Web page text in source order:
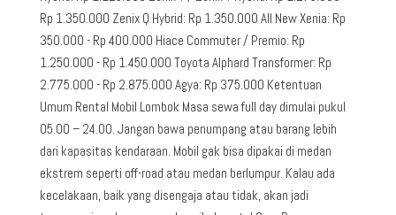
Rp 1.350.000 Zenix Q Hybrid: Rp 1.350.000 All New Xenia: Rp
350.000 - Rp 400.000 Hiace Commuter / Premio: Rp
1.250.000 - Rp 1.450.000 Toyota Alphard Transformer: Rp
2.775.000 - Rp 2.875.000 Agya: Rp 375.000 Ketentuan
Umum Rental Mobil Lombok Masa sewa full day dimulai pukul
05.00 – 24.00. Jangan bawa penumpang atau barang lebih
dari kapasitas kendaraan. Mobil gak bisa dipakai di medan
ekstrem seperti off-road atau medan berlumpur. Kalau ada
kecelakaan, baik yang disengaja atau tidak, akan jadi